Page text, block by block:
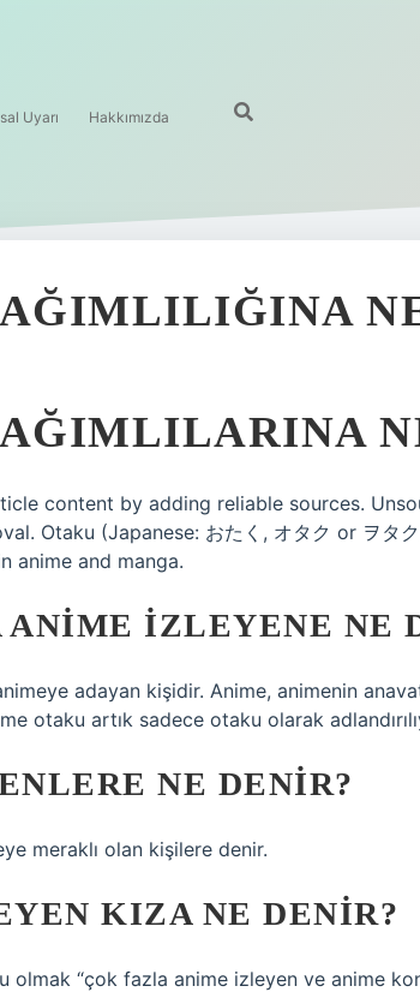
Uyarı Hakkımızda
content by adding reliable sources.
Otaku (Japanese: おたく, オタク or ヲタ
anime and manga.
ANIME IZLEYENE NE
adayan kişidir. Anime, animenin
otaku artık sadece otaku olarak
NE DENIR?
meraklı olan kişilere denir.
KIZA NE DENIR?
olmak “çok fazla anime izleyen ve anime